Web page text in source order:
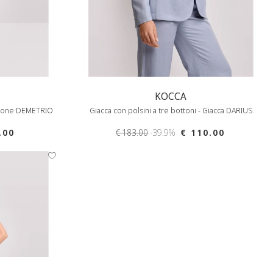
DEMETRIO
KOCCA
Giacca con polsini a tre bottoni - Giacca DARIUS
€ 183.00-39.9% € 110.00